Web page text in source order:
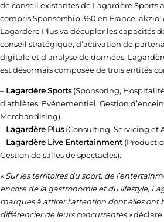
de conseil existantes de Lagardère Sports
compris Sponsorship 360 en France,
Lagardère Plus va décupler les capacités
conseil stratégique, d’activation de
digitale et d’analyse de données.
est désormais composée de trois entités
– Lagardère Sports(Sponsoring,
d’athlètes, Evénementiel, Gestion
Merchandising),
– Lagardère Plus(Consulting, Servicing et
– Lagardère Live Entertainment
Gestion de salles de spectacles).
« Sur les territoires du sport, de
encore de la gastronomie et du lifestyle,
marques à attirer l’attention dont elles ont
différencier de leurs concurrentes »déclare